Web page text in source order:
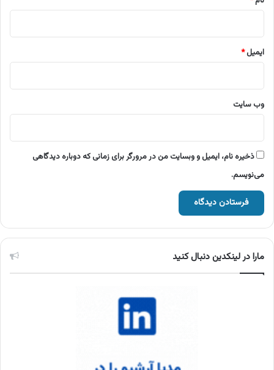
ایمیل*
وب‌ سایت
ذخیره نام، ایمیل و وبسایت من در مرورگر برای زمانی که دوباره دیدگاهی
می‌نویسم.
مارا در لینکدین دنبال کنید